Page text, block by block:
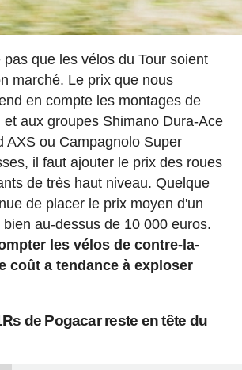
que les vélos du Tour soient
marché. Le prix que nous
en compte les montages de
aux groupes Shimano Dura-Ace
AXS ou Campagnolo Super
il faut ajouter le prix des roues
de très haut niveau. Quelque
de placer le prix moyen d'un
au-dessus de 10 000 euros.
les vélos de contre-la-
coût a tendance à exploser
de Pogacar reste en tête du